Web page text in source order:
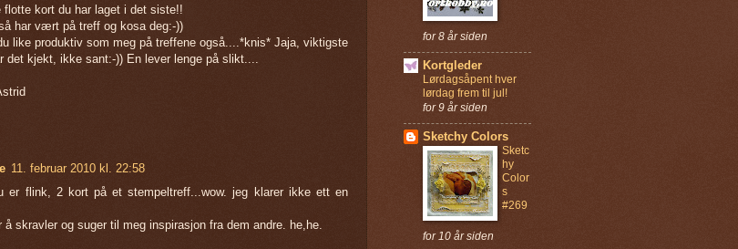
flotte kort du har laget i det siste!!
har vært på treff og kosa deg:-))
like produktiv som meg på treffene også....*knis* Jaja, viktigste
det kjekt, ikke sant:-)) En lever lenge på slikt....
11. februar 2010 kl. 22:58
er flink, 2 kort på et stempeltreff...wow. jeg klarer ikke ett en
å skravler og suger til meg inspirasjon fra dem andre. he,he.
for 8 år siden
Kortgleder
Lørdagsåpent hver
lørdag frem til jul!
for 9 år siden
Sketchy Colors
Sketc
hy
Color
s
#269
for 10 år siden